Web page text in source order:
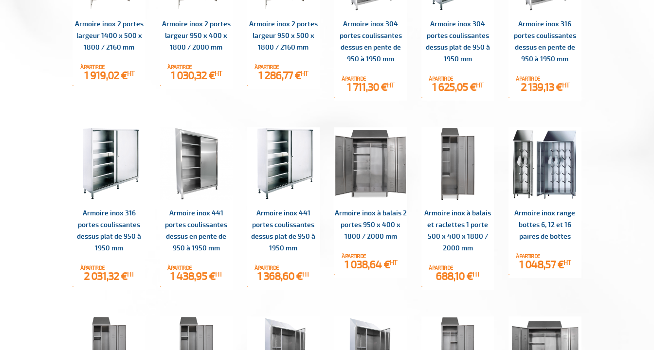
Armoire inox 2 portes
largeur 1400 x 500 x
1800 / 2160 mm
À PARTIR DE
Prix
1 919,02 €HT
Armoire inox 2 portes
largeur 950 x 400 x
1800 / 2000 mm
À PARTIR DE
Prix
1 030,32 €HT
Armoire inox 2 portes
largeur 950 x 500 x
1800 / 2160 mm
À PARTIR DE
Prix
1 286,77 €HT
Armoire inox 304
portes coulissantes
dessus en pente de
950 à 1950 mm
À PARTIR DE
Prix
1 711,30 €HT
Armoire inox 304
portes coulissantes
dessus plat de 950 à
1950 mm
À PARTIR DE
Prix
1 625,05 €HT
Armoire inox 316
portes coulissantes
dessus en pente de
950 à 1950 mm
À PARTIR DE
Prix
2 139,13 €HT
Armoire inox 316
portes coulissantes
dessus plat de 950 à
1950 mm
À PARTIR DE
Prix
2 031,32 €HT
Armoire inox 441
portes coulissantes
dessus en pente de
950 à 1950 mm
À PARTIR DE
Prix
1 438,95 €HT
Armoire inox 441
portes coulissantes
dessus plat de 950 à
1950 mm
À PARTIR DE
Prix
1 368,60 €HT
Armoire inox à balais 2
portes 950 x 400 x
1800 / 2000 mm
À PARTIR DE
Prix
1 038,64 €HT
Armoire inox à balais
et raclettes 1 porte
500 x 400 x 1800 /
2000 mm
À PARTIR DE
Prix
688,10 €HT
Armoire inox range
bottes 6, 12 et 16
paires de bottes
À PARTIR DE
Prix
1 048,57 €HT